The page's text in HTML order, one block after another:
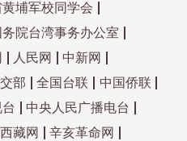
埔军校同学会
务院台湾事务办公室
人民网
中新网
部 全国台联
中国侨联
中央人民广播电台
藏网 辛亥革命网